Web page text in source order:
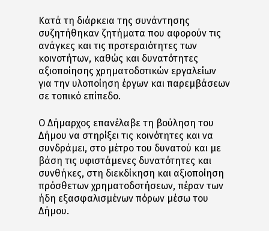
Κατά τη διάρκεια της συνάντησης
συζητήθηκαν ζητήματα που αφορούν τις
ανάγκες και τις προτεραιότητες των
κοινοτήτων, καθώς και δυνατότητες
αξιοποίησης χρηματοδοτικών εργαλείων
για την υλοποίηση έργων και παρεμβάσεων
σε τοπικό επίπεδο.
Ο Δήμαρχος επανέλαβε τη βούληση του
Δήμου να στηρίξει τις κοινότητες και να
συνδράμει, στο μέτρο του δυνατού και με
βάση τις υφιστάμενες δυνατότητες και
συνθήκες, στη διεκδίκηση και αξιοποίηση
πρόσθετων χρηματοδοτήσεων, πέραν των
ήδη εξασφαλισμένων πόρων μέσω του
Δήμου.